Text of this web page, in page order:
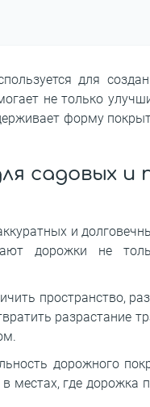
для
не только
форму
садовых и
и
дорожки не
пространство,
разрастание
дорожного
местах, где дорожка